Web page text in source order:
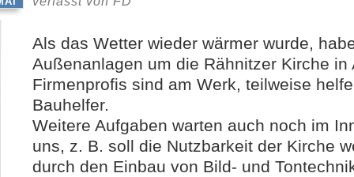
Als das Wetter wieder wärmer wurde,
Außenanlagen um die Rähnitzer Kirche in
Firmenprofis sind am Werk, teilweise
Bauhelfer.
Weitere Aufgaben warten auch noch im
uns, z. B. soll die Nutzbarkeit der Kirche
durch den Einbau von Bild- und